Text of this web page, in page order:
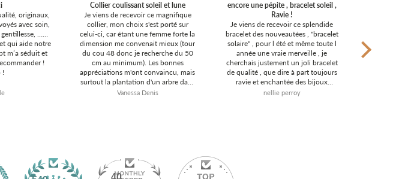
originaux,
avec soin,
……
qui aide notre
m’a séduit et
!
!
Collier coulissant soleil et lune
Je viens de recevoir ce magnifique
collier, mon choix s'est porté sur
celui-ci, car étant une femme forte la
dimension me convenait mieux (tour
du cou 48 donc je recherche du 50
cm au minimum). Les bonnes
appréciations m'ont convaincu, mais
surtout la plantation d'un arbre dans
la forêt amazonienne à chaque
afin de pouvoir profiter de votre
collection ? Je vous remercie d'avoir
Vanessa Denis
encore une pépite , bracelet soleil ,
Ravie !
Je viens de recevoir ce splendide
bracelet des nouveautées , "bracelet
solaire" , pour l été et même toute l
année une vraie merveille , je
cherchais justement un joli bracelet
de qualité , que dire à part toujours
ravie et enchantée des bijoux
Orange Amour , encore merci de
nellie perroy